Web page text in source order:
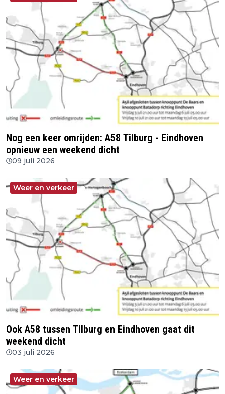
Nog een keer omrijden: A58 Tilburg - Eindhoven
opnieuw een weekend dicht
09 juli 2026
Weer en verkeer
Ook A58 tussen Tilburg en Eindhoven gaat dit
weekend dicht
03 juli 2026
Weer en verkeer